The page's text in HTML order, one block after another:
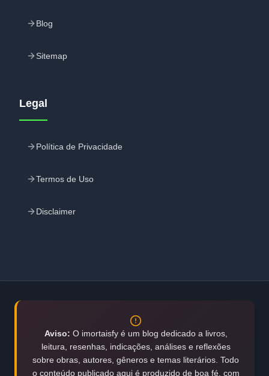
Blog
Sitemap
Legal
Política de Privacidade
Termos de Uso
Disclaimer
Aviso: O imortaisfy é um blog dedicado a livros,
leitura, resenhas, indicações, análises e reflexões
sobre obras, autores, gêneros e temas literários. Todo
o conteúdo publicado aqui é produzido de boa fé, com